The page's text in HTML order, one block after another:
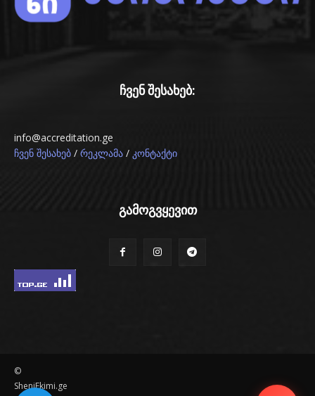
ჩვენ შესახებ:
info@accreditation.ge
ჩვენ შესახებ / რეკლამა / კონტაქტი
გამოგვყევით
©
SheniEkimi.ge